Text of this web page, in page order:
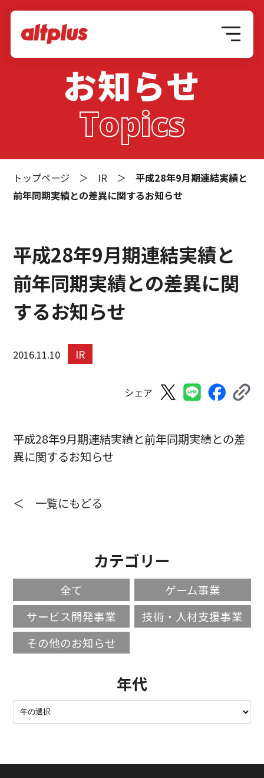
お知らせ
Topics
トップページ ＞ IR ＞平成28年9月期連結実績と
前年同期実績との差異に関するお知らせ
平成28年9月期連結実績と
前年同期実績との差異に関
するお知らせ
2016.11.10 IR
シェア
平成28年9月期連結実績と前年同期実績との差
異に関するお知らせ
＜ 一覧にもどる
カテゴリー
全て
ゲーム事業
サービス開発事業
技術・人材支援事業
その他のお知らせ
年代